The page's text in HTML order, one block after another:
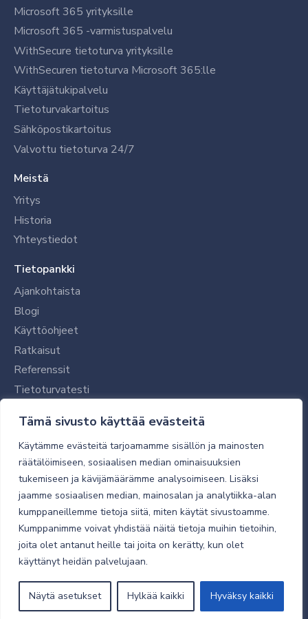
Tämä sivusto käyttää evästeitä
Käytämme evästeitä tarjoamamme sisällön ja mainosten
räätälöimiseen, sosiaalisen median ominaisuuksien
tukemiseen ja kävijämäärämme analysoimiseen. Lisäksi
jaamme sosiaalisen median, mainosalan ja analytiikka-alan
kumppaneillemme tietoja siitä, miten käytät sivustoamme.
Kumppanimme voivat yhdistää näitä tietoja muihin tietoihin,
joita olet antanut heille tai joita on kerätty, kun olet
käyttänyt heidän palvelujaan.
Näytä asetukset Hylkää kaikki Hyväksy kaikki
Microsoft 365 yrityksille
Microsoft 365 -varmistuspalvelu
WithSecure tietoturva yrityksille
WithSecuren tietoturva Microsoft 365:lle
Käyttäjätukipalvelu
Tietoturvakartoitus
Sähköpostikartoitus
Valvottu tietoturva 24/7
Meistä
Yritys
Historia
Yhteystiedot
Tietopankki
Ajankohtaista
Blogi
Käyttöohjeet
Ratkaisut
Referenssit
Tietoturvatesti
Tilaajalle
Toimitustavat ja -kulut
Verkkokaupan yleiset ehdot
Toimitusehdot
Tietosuojaseloste
Tietoturva
© 2026 Micro Magic